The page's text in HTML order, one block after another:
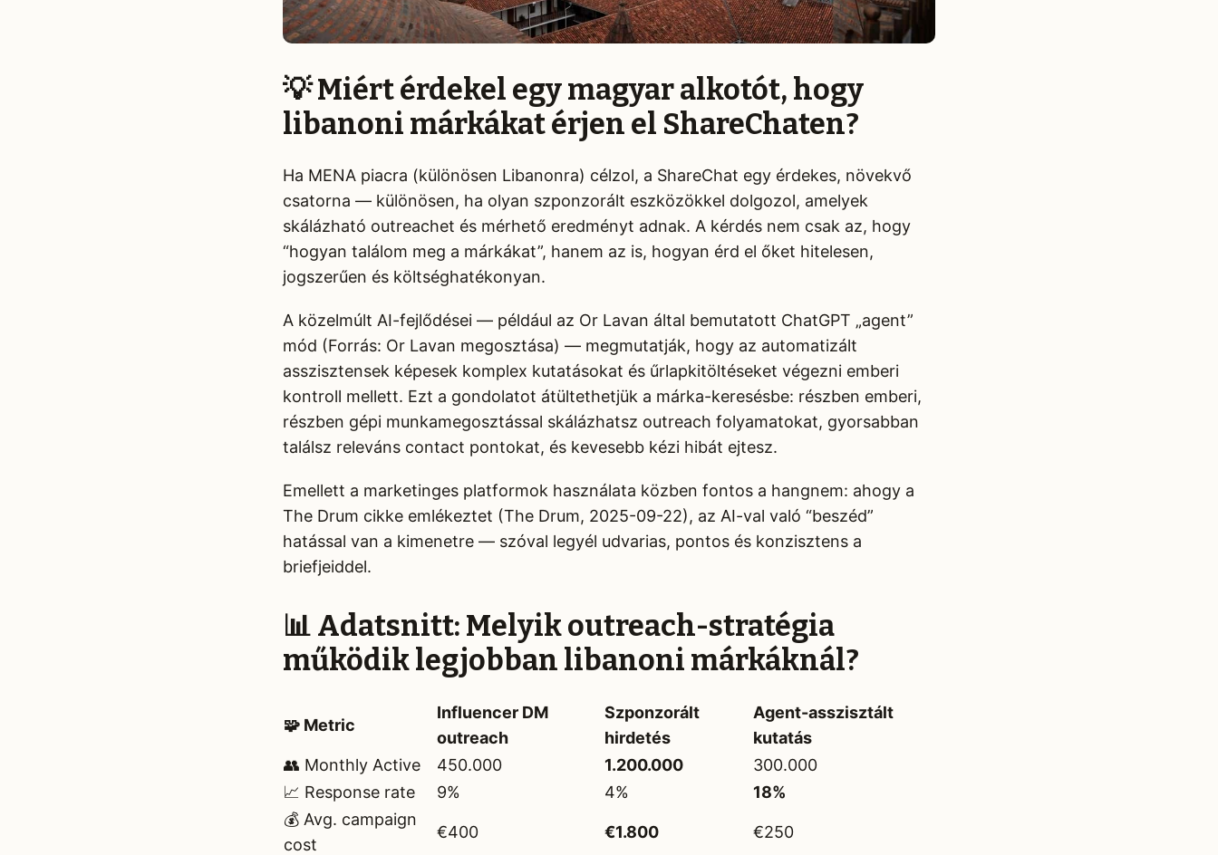
💡 Miért érdekel egy magyar alkotót, hogy
libanoni márkákat érjen el ShareChaten?
Ha MENA piacra (különösen Libanonra) célzol, a ShareChat egy érdekes, növekvő
csatorna — különösen, ha olyan szponzorált eszközökkel dolgozol, amelyek
skálázható outreachet és mérhető eredményt adnak. A kérdés nem csak az, hogy
“hogyan találom meg a márkákat”, hanem az is, hogyan érd el őket hitelesen,
jogszerűen és költséghatékonyan.
A közelmúlt AI-fejlődései — például az Or Lavan által bemutatott ChatGPT „agent”
mód (Forrás: Or Lavan megosztása) — megmutatják, hogy az automatizált
asszisztensek képesek komplex kutatásokat és űrlapkitöltéseket végezni emberi
kontroll mellett. Ezt a gondolatot átültethetjük a márka-keresésbe: részben emberi,
részben gépi munkamegosztással skálázhatsz outreach folyamatokat, gyorsabban
találsz releváns contact pontokat, és kevesebb kézi hibát ejtesz.
Emellett a marketinges platformok használata közben fontos a hangnem: ahogy a
The Drum cikke emlékeztet (The Drum, 2025-09-22), az AI-val való “beszéd”
hatással van a kimenetre — szóval legyél udvarias, pontos és konzisztens a
briefjeiddel.
📊 Adatsnitt: Melyik outreach-stratégia
működik legjobban libanoni márkáknál?
🧩 Metric
Influencer DM
outreach
Szponzorált
hirdetés
Agent-asszisztált
kutatás
👥 Monthly Active
450.000 1.200.000
300.000
📈 Response rate
9% 4%
18%
💰 Avg. campaign
cost
€400 €1.800 €250